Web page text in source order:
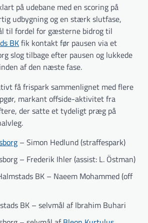
på udebane med en scoring på
udbygning og en stærk slutfase,
til fordel for gæsterne bidrog til
BKfik kontakt før pausen via et
slog tilbage efter pausen og lukkede
af den næste fase.
få frispark sammenlignet med flere
markant offside-aktivitet fra
der satte et tydeligt præg på
– Simon Hedlund (straffespark)
– Frederik Ihler (assist: L. Östman)
BK – Naeem Mohammed (off
BK – selvmål af Ibrahim Buhari